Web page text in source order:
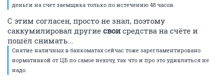
деньги на счет заемщика только по истечению 48 часов.
С этим согласен, просто не знал, поэтому
саккумилировал другие своисредства на счёте и
пошёл снимать...
Снятие наличных в банкоматах сейчас тоже зарегламентировано
нормативкой от ЦБ по самое нехочу, так что и про это удивляться не
надо.